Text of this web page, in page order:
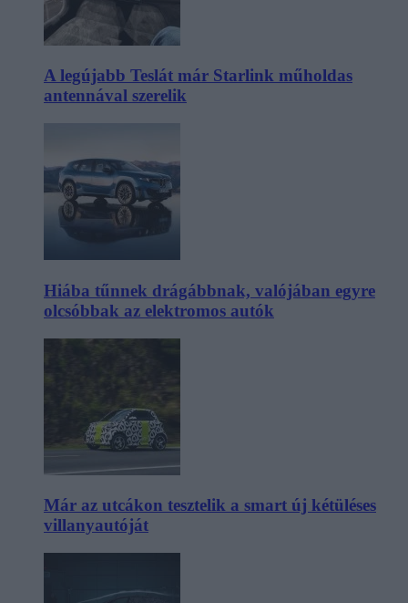
A legújabb Teslát már Starlink műholdas
antennával szerelik
Hiába tűnnek drágábbnak, valójában egyre
olcsóbbak az elektromos autók
Már az utcákon tesztelik a smart új kétüléses
villanyautóját